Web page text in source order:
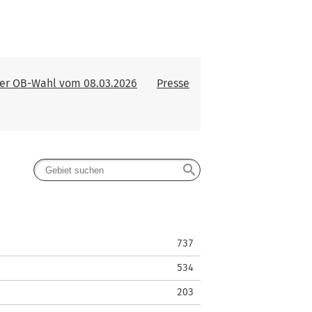
OB-Wahl vom 08.03.2026 Presse
search
737
534
203